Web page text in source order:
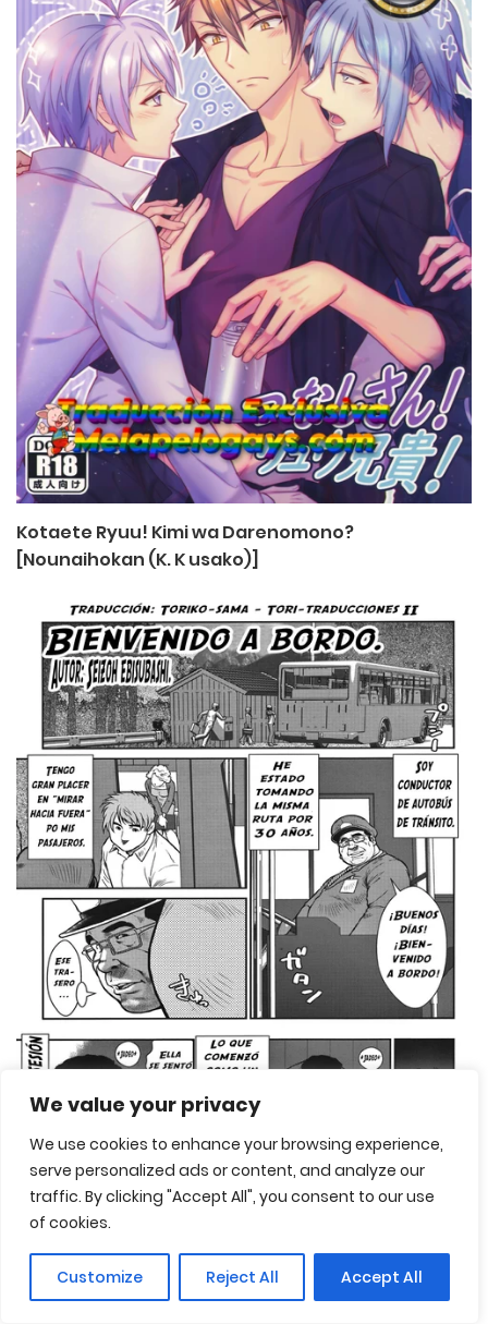
We value your privacy
We use cookies to enhance your browsing experience,
serve personalized ads or content, and analyze our
traffic. By clicking "Accept All", you consent to our use
of cookies.
Customize Reject All Accept All
Kotaete Ryuu! Kimi wa Darenomono?
[Nounaihokan (K. K usako)]